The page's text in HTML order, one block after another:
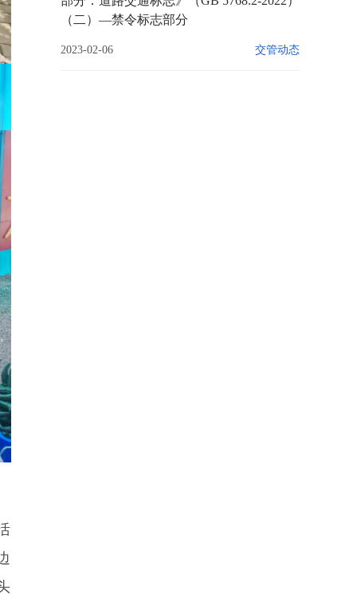
（二）—禁令标志部分
2023-02-06 交管动态